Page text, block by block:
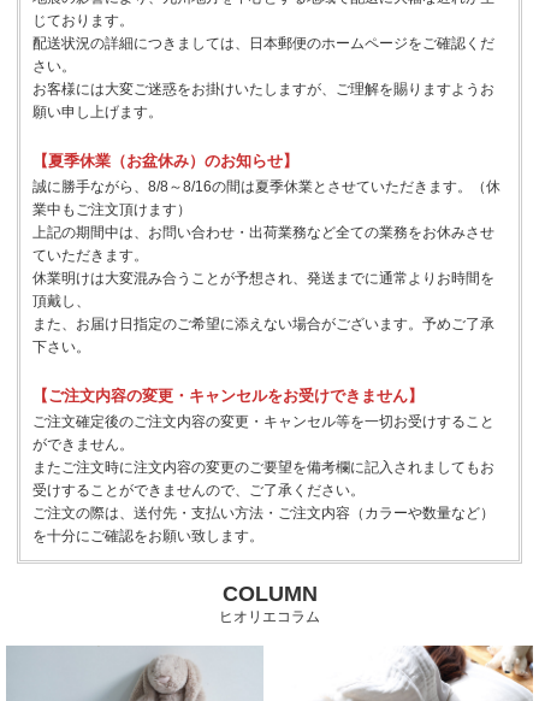
じております。
配送状況の詳細につきましては、日本郵便のホームページをご確認くだ
さい。
お客様には大変ご迷惑をお掛けいたしますが、ご理解を賜りますようお
願い申し上げます。
【夏季休業（お盆休み）のお知らせ】
誠に勝手ながら、8/8～8/16の間は夏季休業とさせていただきます。（休
業中もご注文頂けます）
上記の期間中は、お問い合わせ・出荷業務など全ての業務をお休みさせ
ていただきます。
休業明けは大変混み合うことが予想され、発送までに通常よりお時間を
頂戴し、
また、お届け日指定のご希望に添えない場合がございます。予めご了承
下さい。
【ご注文内容の変更・キャンセルをお受けできません】
ご注文確定後のご注文内容の変更・キャンセル等を一切お受けすること
ができません。
またご注文時に注文内容の変更のご要望を備考欄に記入されましてもお
受けすることができませんので、ご了承ください。
ご注文の際は、送付先・支払い方法・ご注文内容（カラーや数量など）
を十分にご確認をお願い致します。
COLUMN
ヒオリエコラム